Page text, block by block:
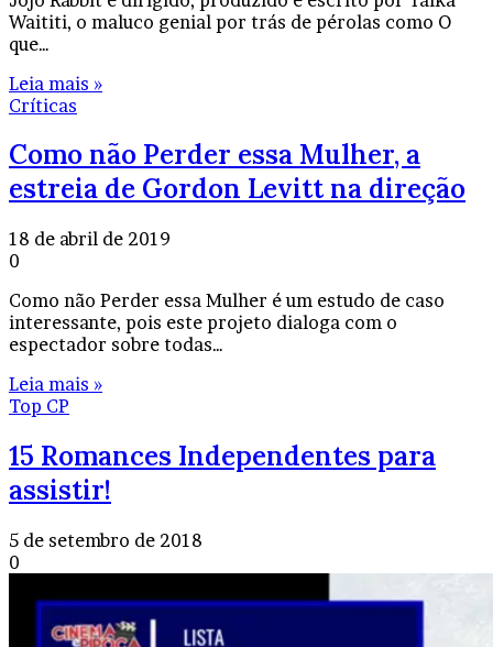
Waititi, o maluco genial por trás de pérolas como O
que…
Leia mais »
Críticas
Como não Perder essa Mulher, a
estreia de Gordon Levitt na direção
18 de abril de 2019
0
Como não Perder essa Mulher é um estudo de caso
interessante, pois este projeto dialoga com o
espectador sobre todas…
Leia mais »
Top CP
15 Romances Independentes para
assistir!
5 de setembro de 2018
0